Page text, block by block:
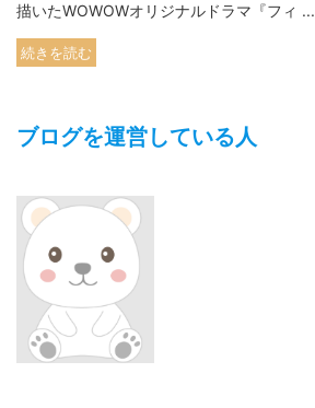
描いたWOWOWオリジナルドラマ『フィ ...
続きを読む
ブログを運営している人